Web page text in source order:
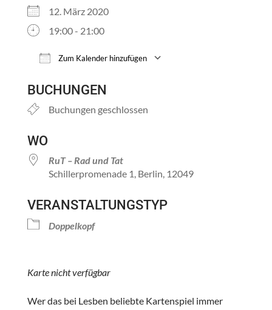
12. März 2020
19:00 - 21:00
Zum Kalender hinzufügen
BUCHUNGEN
Buchungen geschlossen
WO
RuT – Rad und Tat
Schillerpromenade 1, Berlin, 12049
VERANSTALTUNGSTYP
Doppelkopf
Karte nicht verfügbar
Wer das bei Lesben beliebte Kartenspiel immer